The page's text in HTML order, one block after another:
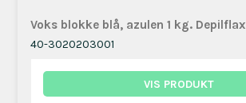
Voks blokke blå, azulen 1 kg. Depilflax
40-3020203001
VIS PRODUKT